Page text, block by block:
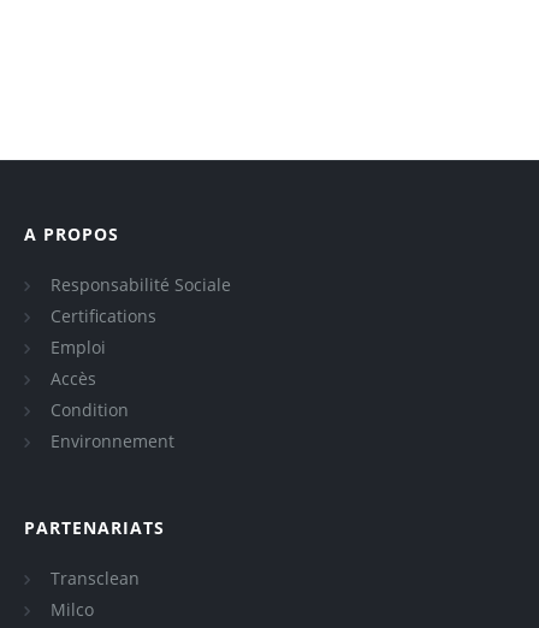
A PROPOS
Responsabilité Sociale
Certifications
Emploi
Accès
Condition
Environnement
PARTENARIATS
Transclean
Milco